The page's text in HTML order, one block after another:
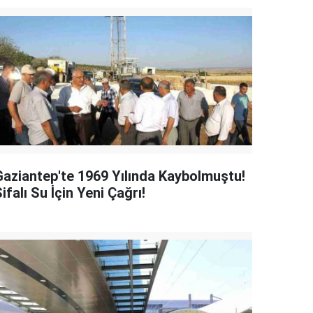
1969 Yılında Kaybolmuştu!
Su İçin Yeni Çağrı!